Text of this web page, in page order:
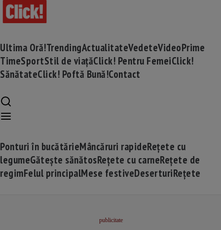
Ultima Oră!TrendingActualitateVedeteVideoPrime
TimeSportStil de viațăClick! Pentru FemeiClick!
SănătateClick! Poftă Bună!Contact
Ponturi în bucătărieMâncăruri rapideRețete cu
legumeGătește sănătosRețete cu carneRețete de
regimFelul principalMese festiveDeserturiRețete